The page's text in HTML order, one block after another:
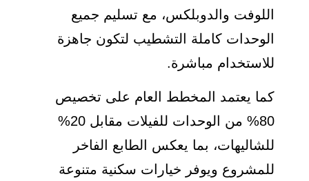
اللوفت والدوبلكس، مع تسليم جميع
الوحدات كاملة التشطيب لتكون جاهزة
للاستخدام مباشرة.
كما يعتمد المخطط العام على تخصيص
80% من الوحدات للفيلات مقابل 20%
للشاليهات، بما يعكس الطابع الفاخر
للمشروع ويوفر خيارات سكنية متنوعة